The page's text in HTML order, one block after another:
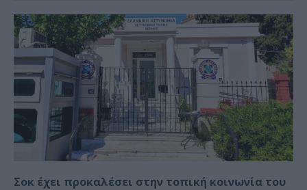
Σοκ έχει προκαλέσει στην τοπική κοινωνία του